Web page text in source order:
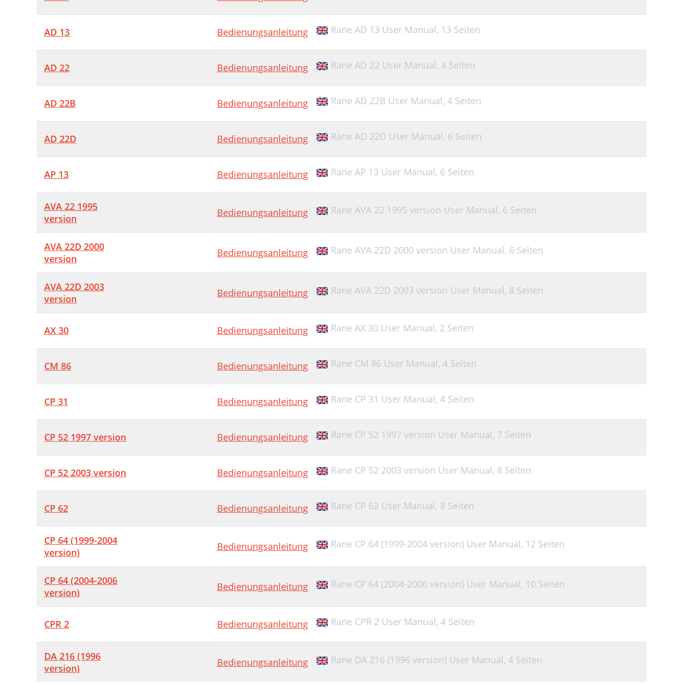
AD 13 Bedienungsanleitung Rane AD 13 User Manual, 13 Seiten
AD 22 Bedienungsanleitung Rane AD 22 User Manual, 4 Seiten
AD 22B Bedienungsanleitung Rane AD 22B User Manual, 4 Seiten
AD 22D Bedienungsanleitung Rane AD 22D User Manual, 6 Seiten
AP 13 Bedienungsanleitung Rane AP 13 User Manual, 6 Seiten
AVA 22 1995
version
Bedienungsanleitung Rane AVA 22 1995 version User Manual, 6 Seiten
AVA 22D 2000
version
Bedienungsanleitung Rane AVA 22D 2000 version User Manual, 6 Seiten
AVA 22D 2003
version
Bedienungsanleitung Rane AVA 22D 2003 version User Manual, 8 Seiten
AX 30 Bedienungsanleitung Rane AX 30 User Manual, 2 Seiten
CM 86 Bedienungsanleitung Rane CM 86 User Manual, 4 Seiten
CP 31 Bedienungsanleitung Rane CP 31 User Manual, 4 Seiten
CP 52 1997 version Bedienungsanleitung Rane CP 52 1997 version User Manual, 7 Seiten
CP 52 2003 version Bedienungsanleitung Rane CP 52 2003 version User Manual, 8 Seiten
CP 62 Bedienungsanleitung Rane CP 62 User Manual, 8 Seiten
CP 64 (1999-2004
version)
Bedienungsanleitung Rane CP 64 (1999-2004 version) User Manual, 12 Seiten
CP 64 (2004-2006
version)
Bedienungsanleitung Rane CP 64 (2004-2006 version) User Manual, 10 Seiten
CPR 2 Bedienungsanleitung Rane CPR 2 User Manual, 4 Seiten
DA 216 (1996
version)
Bedienungsanleitung Rane DA 216 (1996 version) User Manual, 4 Seiten